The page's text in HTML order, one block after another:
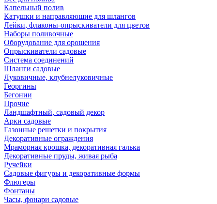
Капельный полив
Катушки и направляюшие для шлангов
Лейки, флаконы-опрыскиватели для цветов
Наборы поливочные
Оборудование для орошения
Опрыскиватели садовые
Система соединений
Шланги садовые
Луковичные, клубнелуковичные
Георгины
Бегонии
Прочие
Ландшафтный, садовый декор
Арки садовые
Газонные решетки и покрытия
Декоративные ограждения
Мраморная крошка, декоративная галька
Декоративные пруды, живая рыба
Ручейки
Садовые фигуры и декоративные формы
Флюгеры
Фонтаны
Часы, фонари садовые